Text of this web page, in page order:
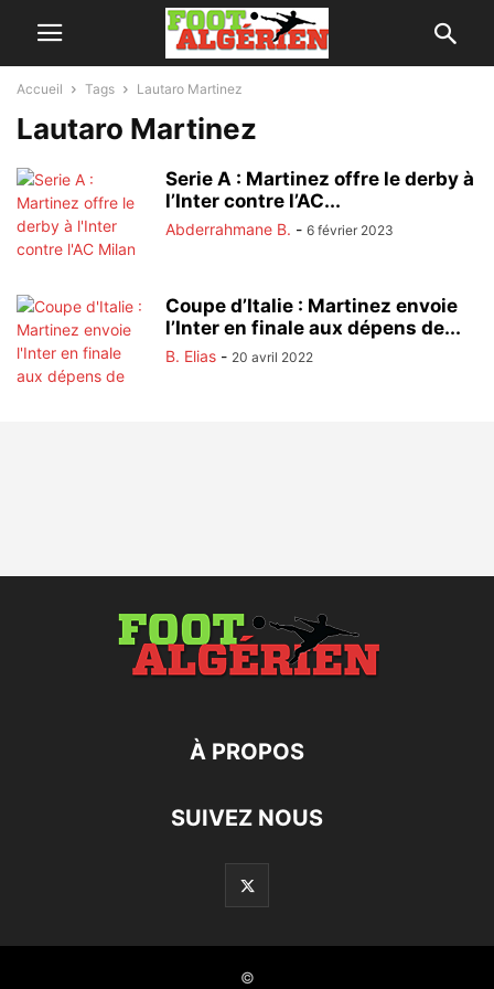
Accueil Tags Lautaro Martinez
Lautaro Martinez
Serie A : Martinez offre le derby à
l’Inter contre l’AC...
Abderrahmane B. - 6 février 2023
Coupe d’Italie : Martinez envoie
l’Inter en finale aux dépens de...
B. Elias - 20 avril 2022
À PROPOS
SUIVEZ NOUS
©